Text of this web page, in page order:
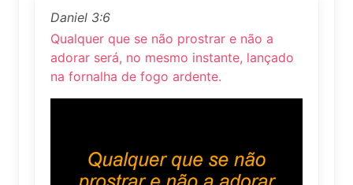
Daniel 3:6
Qualquer que se não prostrar e não a
adorar será, no mesmo instante, lançado
na fornalha de fogo ardente.